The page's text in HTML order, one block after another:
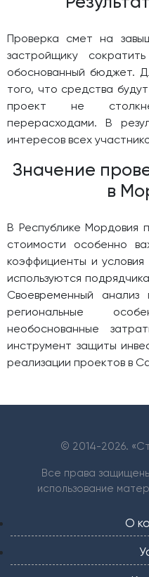
Проверка смет на
застройщику
обоснованный бюджет.
того, что средства
проект не
перерасходами. В
интересов всех
Значение
в
В Республике Мордовия
стоимости особенно
коэффициенты и
используются
Своевременный анализ
региональные
необоснованные
инструмент защиты
реализации проектов в
© 2014-2026.
Все права
использование
О